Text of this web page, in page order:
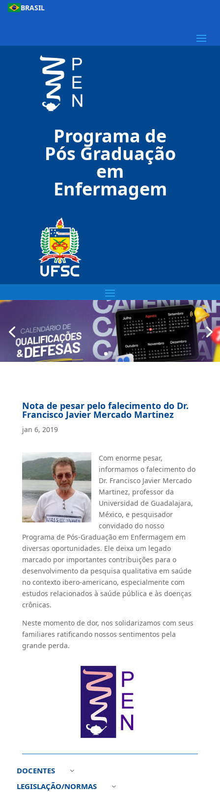
BRASIL
Programa de
Pós Graduação
em
Enfermagem
Nota de pesar pelo falecimento do Dr.
Francisco Javier Mercado Martinez
jan 6, 2019
Com enorme pesar,
informamos o falecimento do
Dr. Francisco Javier Mercado
Martinez, professor da
Universidad de Guadalajara,
México, e pesquisador
convidado do nosso
Programa de Pós-Graduação em Enfermagem em
diversas oportunidades. Ele deixa um legado
marcado por importantes contribuições para o
desenvolvimento da pesquisa qualitativa em saúde
no contexto ibero-americano, especialmente com
estudos relacionados à saúde pública e às doenças
crônicas.
Neste momento de dor, nos solidarizamos com seus
familiares ratificando nossos sentimentos pela
grande perda.
DOCENTES 3
LEGISLAÇÃO/NORMAS 3